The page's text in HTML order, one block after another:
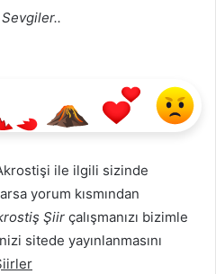
ile ilgili sizinde
yorum kısmından
Şiir çalışmanızı bizimle
sitede yayınlanmasını